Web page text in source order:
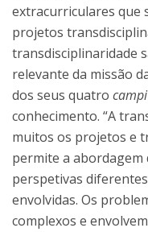
extracurriculares que
projetos
transdisciplinaridade
relevante da missão
dos seus quatro campi
conhecimento. “A
muitos os projetos e
permite a
perspetivas
envolvidas. Os
complexos e